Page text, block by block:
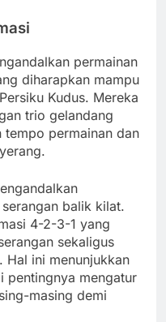
permainan
diharapkan mampu
Kudus. Mereka
trio gelandang
permainan dan
balik kilat.
4-2-3-1 yang
sekaligus
Hal ini menunjukkan
pentingnya mengatur
masing demi